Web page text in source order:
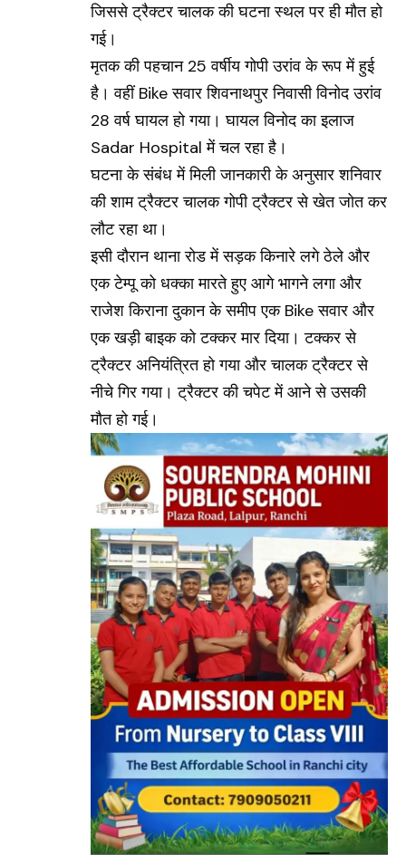
जिससे ट्रैक्टर चालक की घटना स्थल पर ही मौत हो
गई।
मृतक की पहचान 25 वर्षीय गोपी उरांव के रूप में हुई
है। वहीं Bike सवार शिवनाथपुर निवासी विनोद उरांव
28 वर्ष घायल हो गया। घायल विनोद का इलाज
Sadar Hospital में चल रहा है।
घटना के संबंध में मिली जानकारी के अनुसार शनिवार
की शाम ट्रैक्टर चालक गोपी ट्रैक्टर से खेत जोत कर
लौट रहा था।
इसी दौरान थाना रोड में सड़क किनारे लगे ठेले और
एक टेम्पू को धक्का मारते हुए आगे भागने लगा और
राजेश किराना दुकान के समीप एक Bike सवार और
एक खड़ी बाइक को टक्कर मार दिया। टक्कर से
ट्रैक्टर अनियंत्रित हो गया और चालक ट्रैक्टर से
नीचे गिर गया। ट्रैक्टर की चपेट में आने से उसकी
मौत हो गई।